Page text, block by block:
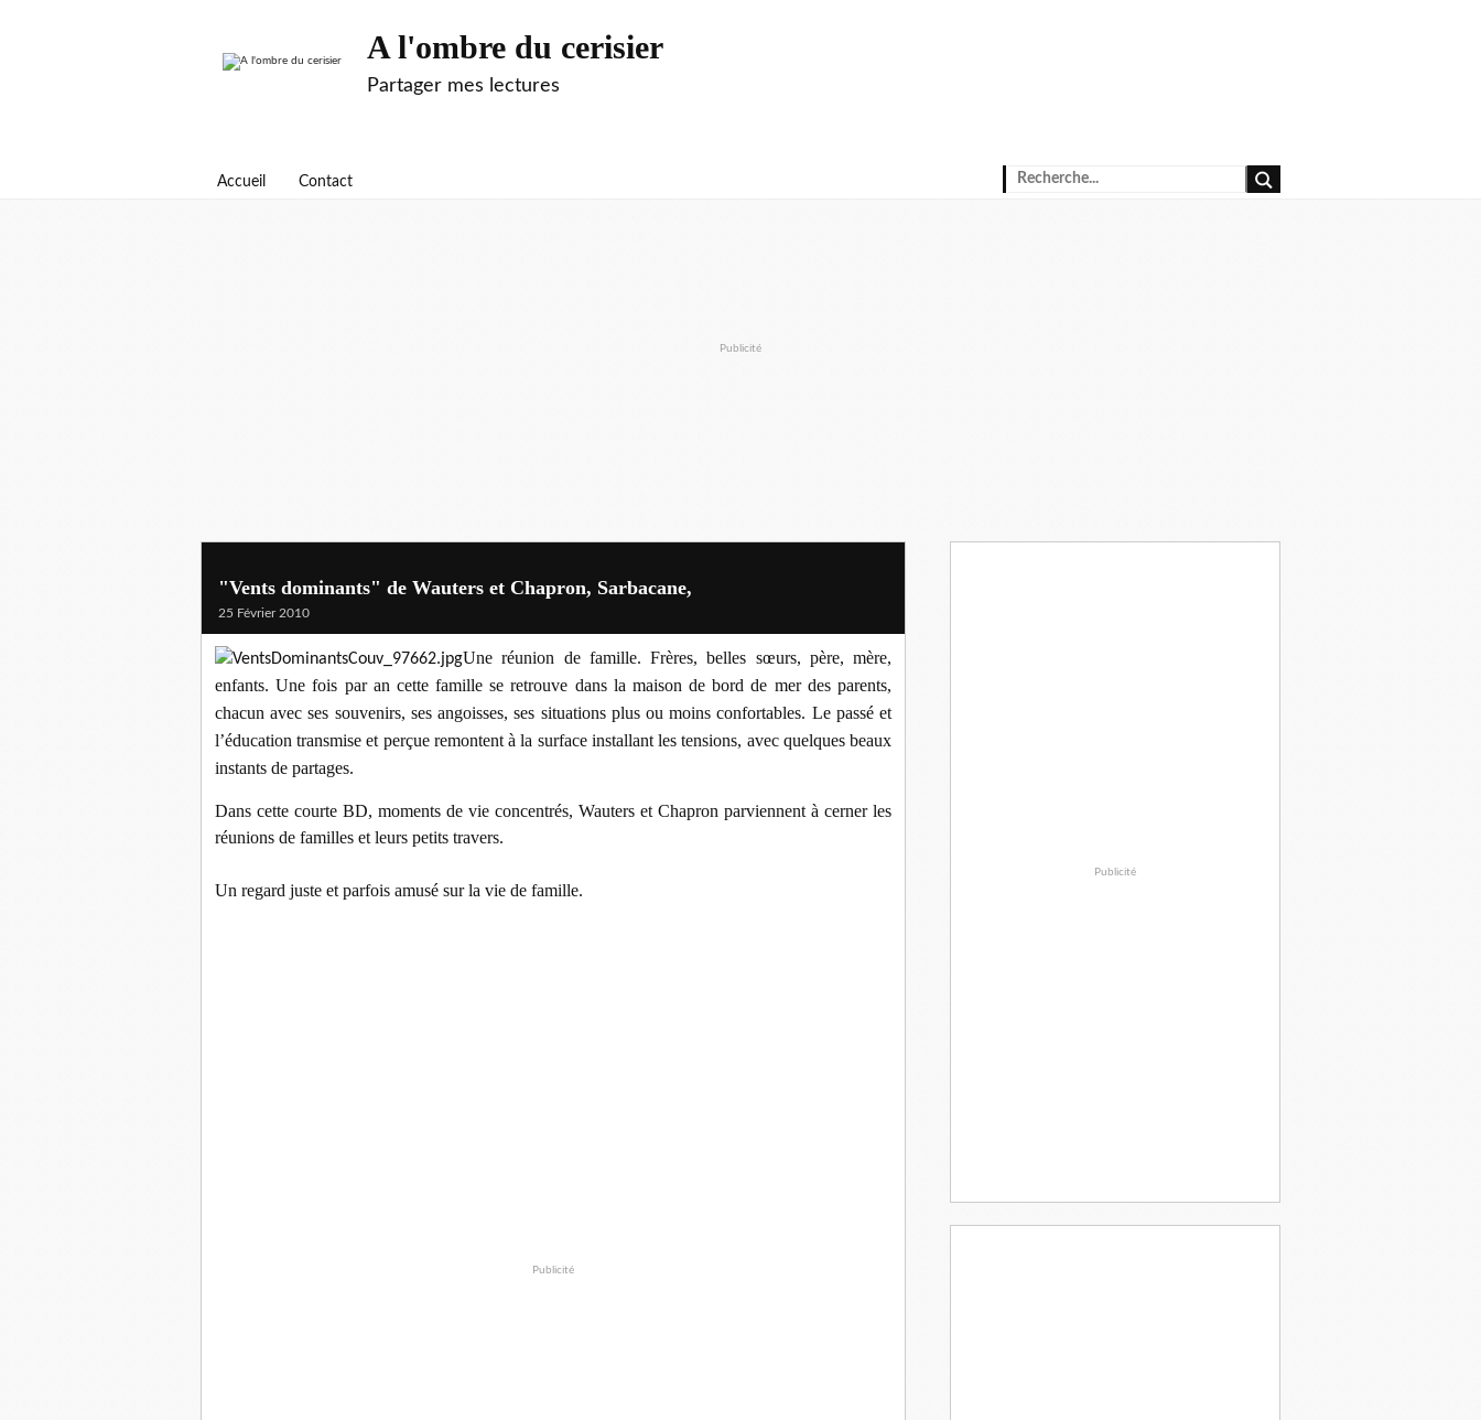
A l'ombre du cerisier
Partager mes lectures
Accueil Contact
Publicité
"Vents dominants" de Wauters et Chapron, Sarbacane,
25 Février 2010
Une réunion de famille. Frères, belles sœurs, père, mère,
enfants. Une fois par an cette famille se retrouve dans la maison de bord de mer des parents,
chacun avec ses souvenirs, ses angoisses, ses situations plus ou moins confortables. Le passé et
l’éducation transmise et perçue remontent à la surface installant les tensions, avec quelques beaux
instants de partages.
Dans cette courte BD, moments de vie concentrés, Wauters et Chapron parviennent à cerner les
réunions de familles et leurs petits travers.
Un regard juste et parfois amusé sur la vie de famille.
Publicité
Publicité